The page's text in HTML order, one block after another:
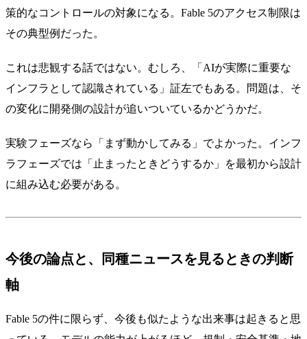
策的なコントロールの対象になる。Fable 5のアクセス制限は
その典型例だった。
これは悲観する話ではない。むしろ、「AIが実際に重要な
インフラとして認識されている」証左でもある。問題は、そ
の変化に開発側の設計が追いついているかどうかだ。
実験フェーズなら「まず動かしてみる」でよかった。インフ
ラフェーズでは「止まったときどうするか」を最初から設計
に組み込む必要がある。
今後の論点と、同種ニュースを見るときの判断
軸
Fable 5の件に限らず、今後も似たような出来事は起きると思